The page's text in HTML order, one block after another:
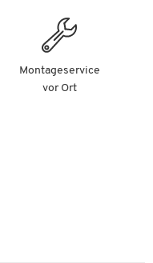
Montageservice
vor Ort